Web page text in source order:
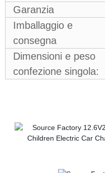
Garanzia
Imballaggio e
consegna
Dimensioni e peso
confezione singola: